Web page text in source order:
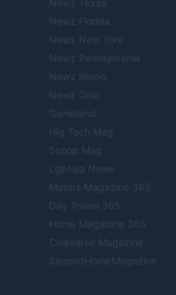
Newz Texas
Newz Florida
Newz New York
Newz Pennsylvania
Newz Illinois
Newz Ohio
Gameland
Hig Tech Mag
Scoop Mag
Lgbtqia News
Motors Magazine 365
Day Travel 365
Home Magazine 365
Cineverse Magazine
SecondHomeMagazine